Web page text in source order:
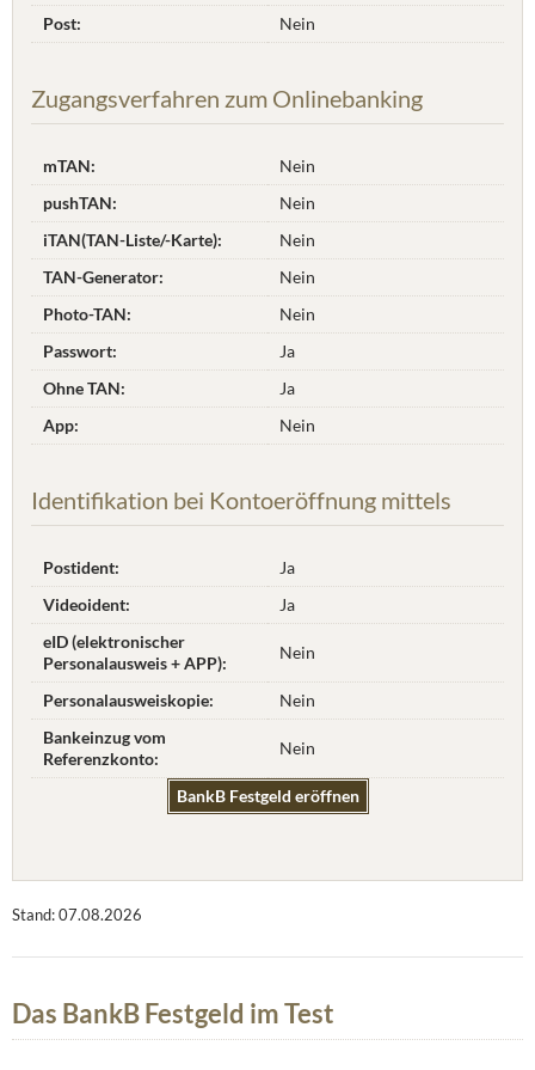
Post:
Nein
Zugangsverfahren zum Onlinebanking
mTAN:
Nein
pushTAN:
Nein
iTAN(TAN-Liste/-Karte):
Nein
TAN-Generator:
Nein
Photo-TAN:
Nein
Passwort:
Ja
Ohne TAN:
Ja
App:
Nein
Identifikation bei Kontoeröffnung mittels
Postident:
Ja
Videoident:
Ja
eID (elektronischer
Personalausweis + APP):
Nein
Personalausweiskopie:
Nein
Bankeinzug vom
Referenzkonto:
Nein
BankB Festgeld eröffnen
Stand: 07.08.2026
Das BankB Festgeld im Test